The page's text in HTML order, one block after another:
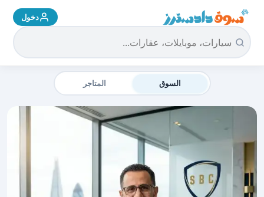
سوق دادسترز الرئيسية دخول
السوق المتاجر